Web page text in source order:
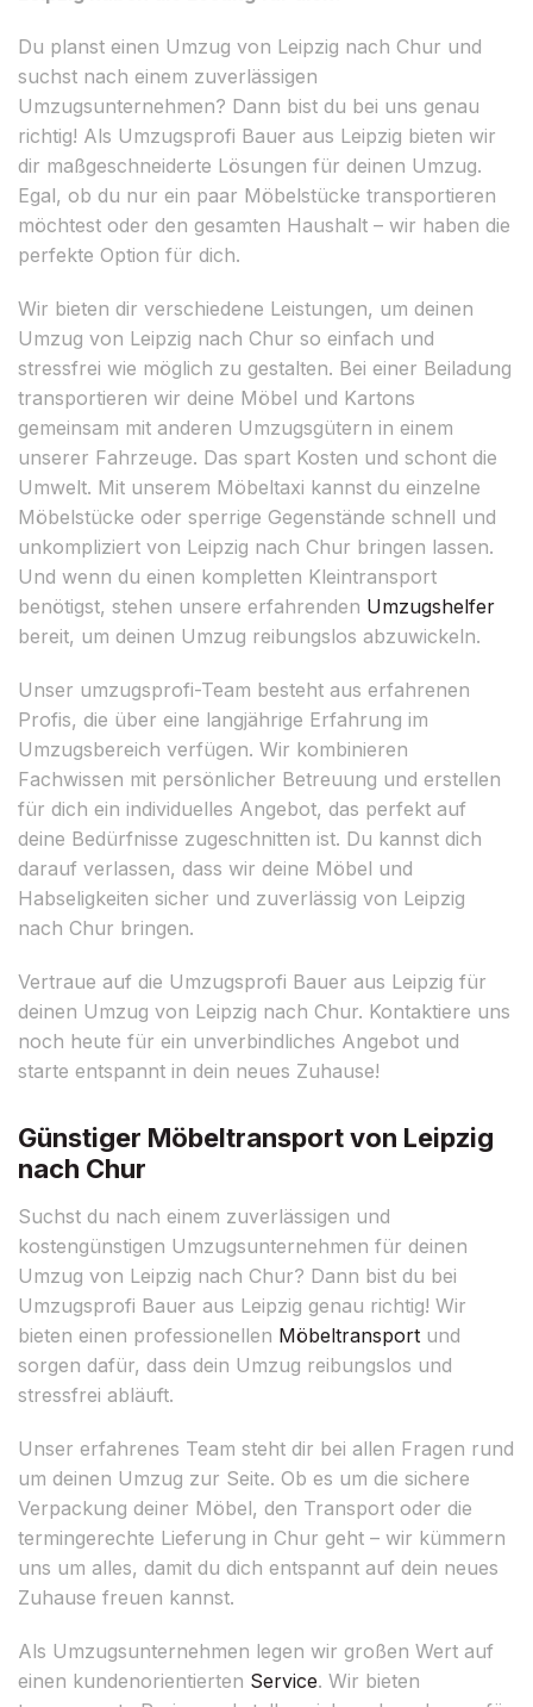
Du planst einen Umzug von Leipzig nach Chur und
suchst nach einem zuverlässigen
Umzugsunternehmen? Dann bist du bei uns genau
richtig! Als Umzugsprofi Bauer aus Leipzig bieten wir
dir maßgeschneiderte Lösungen für deinen Umzug.
Egal, ob du nur ein paar Möbelstücke transportieren
möchtest oder den gesamten Haushalt – wir haben die
perfekte Option für dich.
Wir bieten dir verschiedene Leistungen, um deinen
Umzug von Leipzig nach Chur so einfach und
stressfrei wie möglich zu gestalten. Bei einer Beiladung
transportieren wir deine Möbel und Kartons
gemeinsam mit anderen Umzugsgütern in einem
unserer Fahrzeuge. Das spart Kosten und schont die
Umwelt. Mit unserem Möbeltaxi kannst du einzelne
Möbelstücke oder sperrige Gegenstände schnell und
unkompliziert von Leipzig nach Chur bringen lassen.
Und wenn du einen kompletten Kleintransport
benötigst, stehen unsere erfahrenden Umzugshelfer
bereit, um deinen Umzug reibungslos abzuwickeln.
Unser umzugsprofi-Team besteht aus erfahrenen
Profis, die über eine langjährige Erfahrung im
Umzugsbereich verfügen. Wir kombinieren
Fachwissen mit persönlicher Betreuung und erstellen
für dich ein individuelles Angebot, das perfekt auf
deine Bedürfnisse zugeschnitten ist. Du kannst dich
darauf verlassen, dass wir deine Möbel und
Habseligkeiten sicher und zuverlässig von Leipzig
nach Chur bringen.
Vertraue auf die Umzugsprofi Bauer aus Leipzig für
deinen Umzug von Leipzig nach Chur. Kontaktiere uns
noch heute für ein unverbindliches Angebot und
starte entspannt in dein neues Zuhause!
Günstiger Möbeltransport von Leipzig
nach Chur
Suchst du nach einem zuverlässigen und
kostengünstigen Umzugsunternehmen für deinen
Umzug von Leipzig nach Chur? Dann bist du bei
Umzugsprofi Bauer aus Leipzig genau richtig! Wir
bieten einen professionellen Möbeltransport und
sorgen dafür, dass dein Umzug reibungslos und
stressfrei abläuft.
Unser erfahrenes Team steht dir bei allen Fragen rund
um deinen Umzug zur Seite. Ob es um die sichere
Verpackung deiner Möbel, den Transport oder die
termingerechte Lieferung in Chur geht – wir kümmern
uns um alles, damit du dich entspannt auf dein neues
Zuhause freuen kannst.
Als Umzugsunternehmen legen wir großen Wert auf
einen kundenorientierten Service. Wir bieten